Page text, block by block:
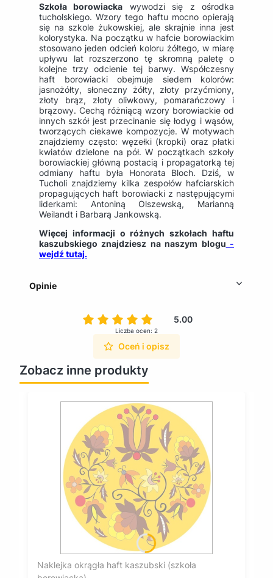
Szkoła borowiacka wywodzi się z ośrodka
tucholskiego. Wzory tego haftu mocno opierają
się na szkole żukowskiej, ale skrajnie inna jest
kolorystyka. Na początku w hafcie borowiackim
stosowano jeden odcień koloru żółtego, w miarę
upływu lat rozszerzono tę skromną paletę o
kolejne trzy odcienie tej barwy. Współczesny
haft borowiacki obejmuje siedem kolorów:
jasnożółty, słoneczny żółty, złoty przyćmiony,
złoty brąz, złoty oliwkowy, pomarańczowy i
brązowy. Cechą różniącą wzory borowiackie od
innych szkół jest przecinanie się łodyg i wąsów,
tworzących ciekawe kompozycje. W motywach
znajdziemy często: węzełki (kropki) oraz płatki
kwiatów dzielone na pół. W początkach szkoły
borowiackiej główną postacią i propagatorką tej
odmiany haftu była Honorata Bloch. Dziś, w
Tucholi znajdziemy kilka zespołów hafciarskich
propagujących haft borowiacki z następującymi
liderkami: Antoniną Olszewską, Marianną
Weilandt i Barbarą Jankowską.
Więcej informacji o różnych szkołach haftu
kaszubskiego znajdziesz na naszym blogu -
wejdź tutaj.
Opinie
5.00
Liczba ocen: 2
Oceń i opisz
Zobacz inne produkty
Naklejka okrągła haft kaszubski (szkoła